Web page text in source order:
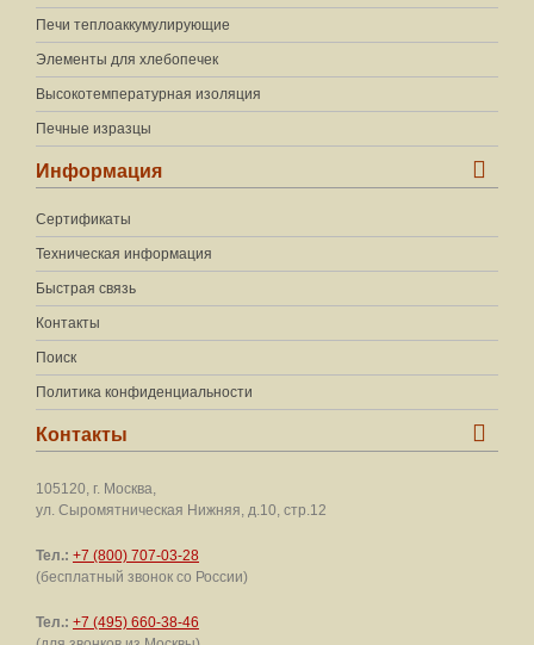
Печи теплоаккумулирующие
Элементы для хлебопечек
Высокотемпературная изоляция
Печные изразцы
Информация
Сертификаты
Техническая информация
Быстрая связь
Контакты
Поиск
Политика конфиденциальности
Контакты
105120, г. Москва,
ул. Сыромятническая Нижняя, д.10, стр.12
Тел.: +7 (800) 707-03-28
(бесплатный звонок со России)
Тел.: +7 (495) 660-38-46